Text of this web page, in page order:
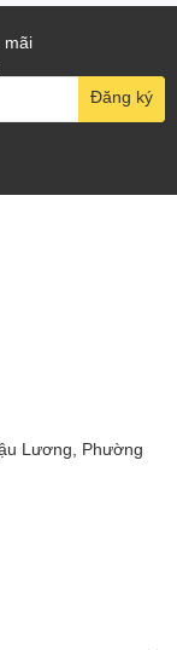
mãi
Đăng ký
Lương, Phường